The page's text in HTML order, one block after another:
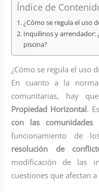
Índice de
¿Cómo se regula el uso
Inquilinos y arrendador:
piscina?
¿Cómo se regula el uso
En cuanto a la
comunitarias, hay
Propiedad Horizontal.
con las comunidades
funcionamiento de
resolución de
modificación de las
cuestiones que afectan